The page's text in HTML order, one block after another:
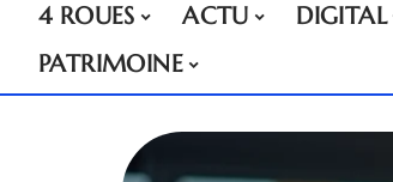
4 ROUES ACTU DIGITAL
PATRIMOINE